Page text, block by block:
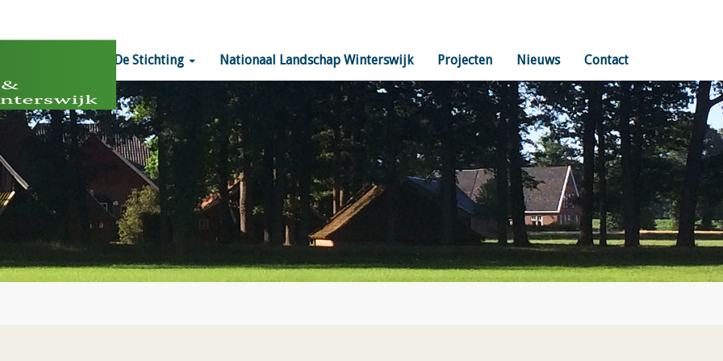
De Stichting Nationaal Landschap Winterswijk Projecten Nieuws Contact